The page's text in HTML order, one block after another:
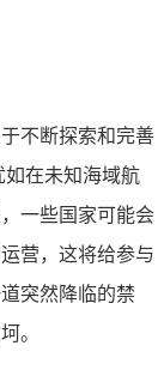
不断探索和完善
如在未知海域航
一些国家可能会
营，这将给参与
突然降临的禁
。